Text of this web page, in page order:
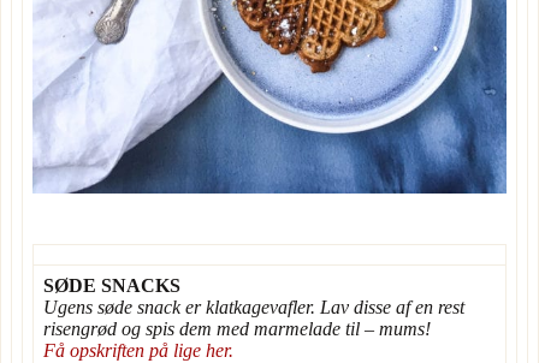
SØDE SNACKS
Ugens søde snack er klatkagevafler. Lav disse af en rest
risengrød og spis dem med marmelade til – mums!
Få opskriften på lige her.